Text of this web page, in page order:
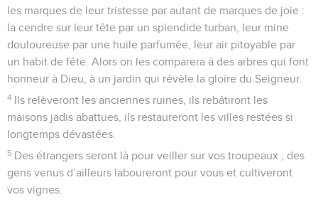
les marques de leur tristesse par autant de marques de joie :
la cendre sur leur tête par un splendide turban, leur mine
douloureuse par une huile parfumée, leur air pitoyable par
un habit de fête. Alors on les comparera à des arbres qui font
honneur à Dieu, à un jardin qui révèle la gloire du Seigneur.
4 Ils relèveront les anciennes ruines, ils rebâtiront les
maisons jadis abattues, ils restaureront les villes restées si
longtemps dévastées.
5 Des étrangers seront là pour veiller sur vos troupeaux ; des
gens venus d’ailleurs laboureront pour vous et cultiveront
vos vignes.